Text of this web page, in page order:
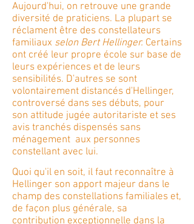
Aujourd'hui, on retrouve une grande
diversité de praticiens. La plupart se
réclament être des constellateurs
familiaux selon Bert Hellinger. Certains
ont créé leur propre école sur base de
leurs expériences et de leurs
sensibilités. D'autres se sont
volontairement distancés d'Hellinger,
controversé dans ses débuts, pour
son attitude jugée autoritariste et ses
avis tranchés dispensés sans
ménagement aux personnes
constellant avec lui.
Quoi qu'il en soit, il faut reconnaître à
Hellinger son apport majeur dans le
champ des constellations familiales et,
de façon plus générale, sa
contribution exceptionnelle dans la